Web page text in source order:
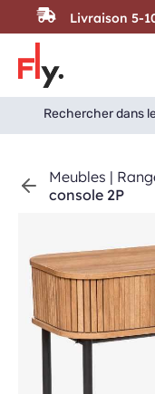
Passer au contenu
Search
for:
Search Button
Meubles |
console 2P
Livraison 5-